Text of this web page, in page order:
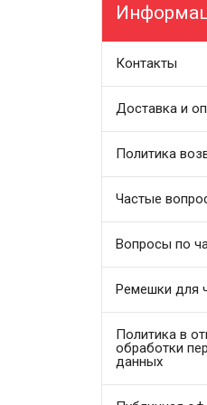
Контакты
Доставка и
Политика
Частые
Вопросы по
Ремешки для
Политика в
обработки
данных